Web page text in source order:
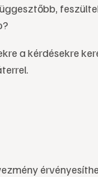
a kérdésekre